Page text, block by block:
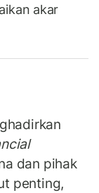
akar
dan pihak
penting,